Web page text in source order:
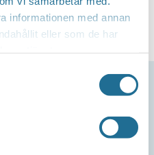
informationen med annan
eller som de har